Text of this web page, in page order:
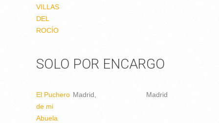
VILLAS
DEL
ROCÍO
SOLO POR ENCARGO
El Puchero
de mi
Abuela
Madrid Madrid